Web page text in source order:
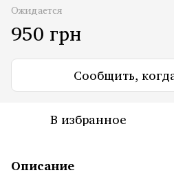
Ожидается
950 грн
Сообщить,
В избранное
Описание